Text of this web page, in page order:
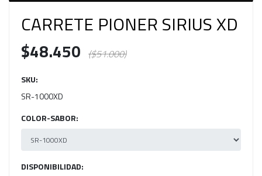
CARRETE PIONER SIRIUS XD
$48.450 ($51.000)
SKU:
SR-1000XD
COLOR-SABOR:
DISPONIBILIDAD: